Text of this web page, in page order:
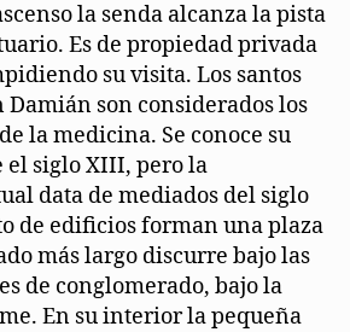
la senda alcanza la pista
Es de propiedad privada
su visita. Los santos
Damián son considerados los
la medicina. Se conoce su
el siglo XIII, pero la
data de mediados del siglo
de edificios forman una plaza
más largo discurre bajo las
de conglomerado, bajo la
En su interior la pequeña